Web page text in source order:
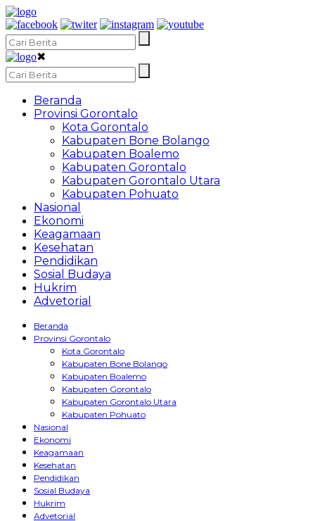
✖
Beranda
Provinsi Gorontalo
Kota Gorontalo
Kabupaten Bone Bolango
Kabupaten Boalemo
Kabupaten Gorontalo
Kabupaten Gorontalo Utara
Kabupaten Pohuato
Nasional
Ekonomi
Keagamaan
Kesehatan
Pendidikan
Sosial Budaya
Hukrim
Advetorial
Beranda
Provinsi Gorontalo
Kota Gorontalo
Kabupaten Bone Bolango
Kabupaten Boalemo
Kabupaten Gorontalo
Kabupaten Gorontalo Utara
Kabupaten Pohuato
Nasional
Ekonomi
Keagamaan
Kesehatan
Pendidikan
Sosial Budaya
Hukrim
Advetorial